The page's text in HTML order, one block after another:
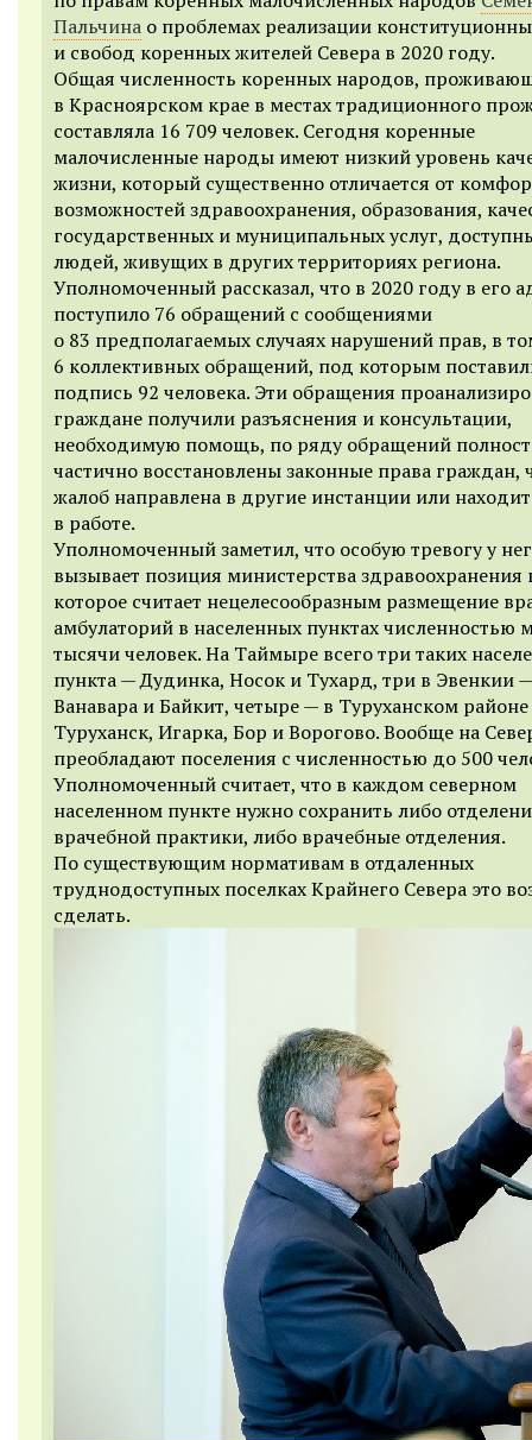
Пальчина о проблемах реализации
и свобод коренных жителей Севера в 2020 году.
Общая численность коренных народов,
в Красноярском крае в местах традиционного
составляла 16 709 человек. Сегодня коренные
малочисленные народы имеют низкий уровень
жизни, который существенно отличается от
возможностей здравоохранения, образования,
государственных и муниципальных услуг,
людей, живущих в других территориях региона.
Уполномоченный рассказал, что в 2020 году в его
поступило 76 обращений с сообщениями
о 83 предполагаемых случаях нарушений прав, в
6 коллективных обращений, под которым
подпись 92 человека. Эти обращения
граждане получили разъяснения и консультации,
необходимую помощь, по ряду обращений
частично восстановлены законные права граждан,
жалоб направлена в другие инстанции или
в работе.
Уполномоченный заметил, что особую тревогу у
вызывает позиция министерства здравоохранения
которое считает нецелесообразным размещение
амбулаторий в населенных пунктах численностью
тысячи человек. На Таймыре всего три таких
пункта — Дудинка, Носок и Тухард, три в Эвенкии
Ванавара и Байкит, четыре — в Туруханском
Туруханск, Игарка, Бор и Ворогово. Вообще на
преобладают поселения с численностью до 500
Уполномоченный считает, что в каждом северном
населенном пункте нужно сохранить либо
врачебной практики, либо врачебные отделения.
По существующим нормативам в отдаленных
труднодоступных поселках Крайнего Севера это
сделать.